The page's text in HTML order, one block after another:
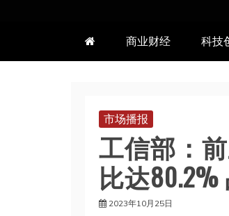
商业财经 科技
市场播报
工信部：
比达
2023年10月25日